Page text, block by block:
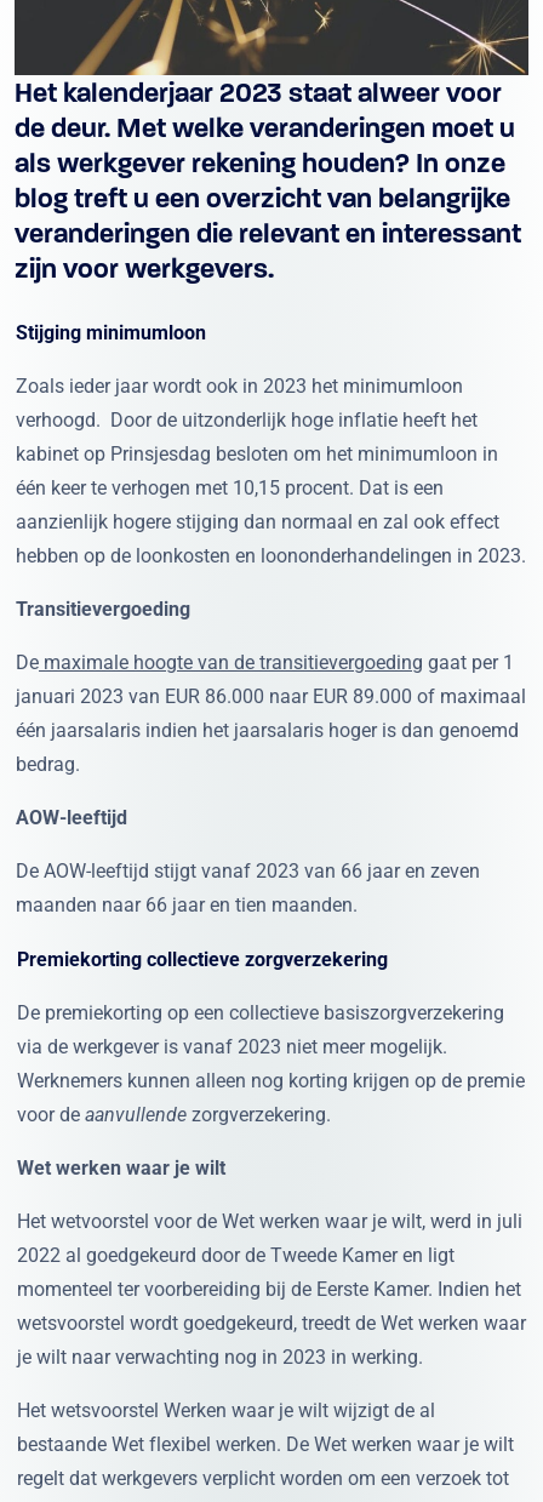
Het kalenderjaar 2023 staat alweer voor
de deur. Met welke veranderingen moet u
als werkgever rekening houden? In onze
blog treft u een overzicht van belangrijke
veranderingen die relevant en interessant
zijn voor werkgevers.
Stijging minimumloon
Zoals ieder jaar wordt ook in 2023 het minimumloon
verhoogd. Door de uitzonderlijk hoge inflatie heeft het
kabinet op Prinsjesdag besloten om het minimumloon in
één keer te verhogen met 10,15 procent. Dat is een
aanzienlijk hogere stijging dan normaal en zal ook effect
hebben op de loonkosten en loononderhandelingen in 2023.
Transitievergoeding
De maximale hoogte van de transitievergoeding gaat per 1
januari 2023 van EUR 86.000 naar EUR 89.000 of maximaal
één jaarsalaris indien het jaarsalaris hoger is dan genoemd
bedrag.
AOW-leeftijd
De AOW-leeftijd stijgt vanaf 2023 van 66 jaar en zeven
maanden naar 66 jaar en tien maanden.
Premiekorting collectieve zorgverzekering
De premiekorting op een collectieve basiszorgverzekering
via de werkgever is vanaf 2023 niet meer mogelijk.
Werknemers kunnen alleen nog korting krijgen op de premie
voor deaanvullendezorgverzekering.
Wet werken waar je wilt
Het wetvoorstel voor de Wet werken waar je wilt, werd in juli
2022 al goedgekeurd door de Tweede Kamer en ligt
momenteel ter voorbereiding bij de Eerste Kamer. Indien het
wetsvoorstel wordt goedgekeurd, treedt de Wet werken waar
je wilt naar verwachting nog in 2023 in werking.
Het wetsvoorstel Werken waar je wilt wijzigt de al
bestaande Wet flexibel werken. De Wet werken waar je wilt
regelt dat werkgevers verplicht worden om een verzoek tot